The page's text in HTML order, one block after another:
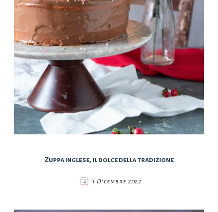
Zuppa inglese, il dolce della tradizione
1 Dicembre 2022